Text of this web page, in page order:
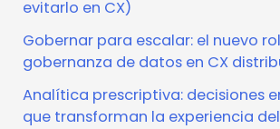
evitarlo en CX)
Gobernar para escalar: el nuevo
gobernanza de datos en CX
Analítica prescriptiva: decisiones
que transforman la experiencia